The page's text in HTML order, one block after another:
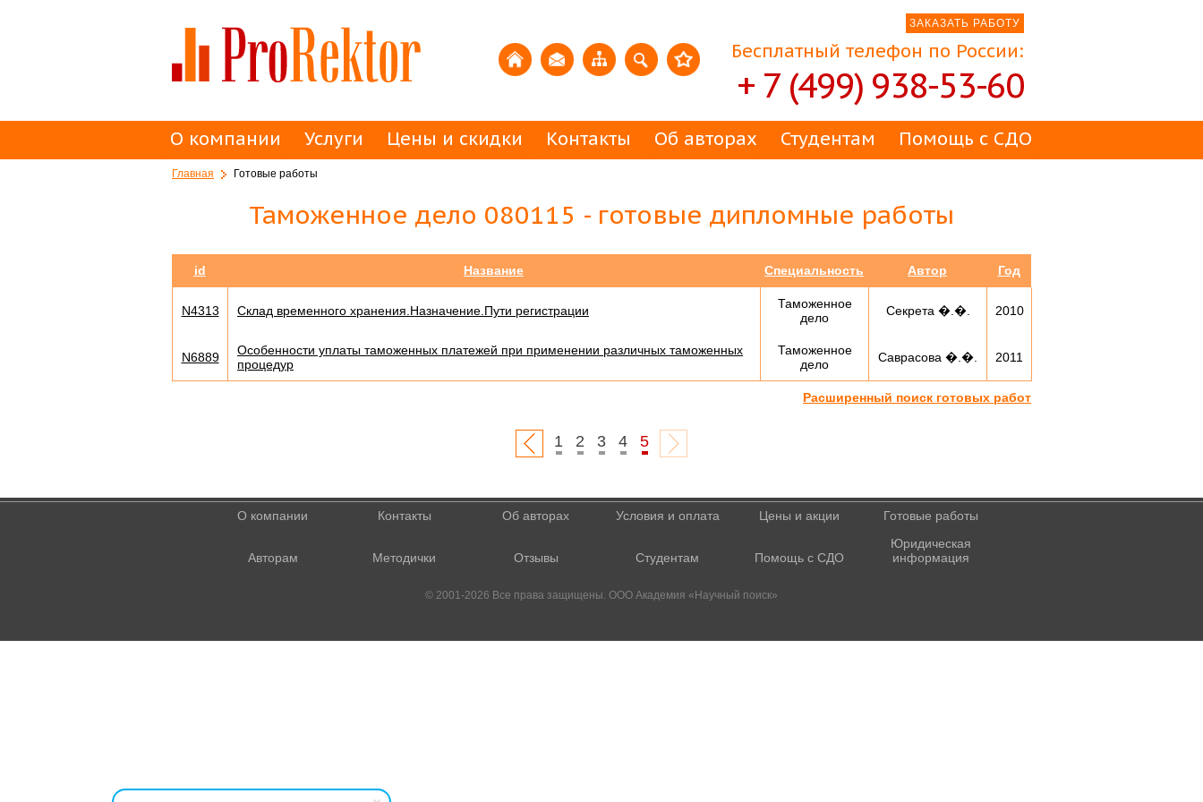
ЗАКАЗАТЬ РАБОТУ
Бесплатный телефон по России:
+ 7 (499) 938-53-60
О компании Услуги Цены и скидки Контакты Об авторах Студентам Помощь с СДО
Главная Готовые работы
Таможенное дело 080115 - готовые дипломные работы
id Название Специальность Автор Год
N4313 Склад временного хранения.Назначение.Пути регистрации
Таможенное
дело
Секрета �.�. 2010
N6889
Особенности уплаты таможенных платежей при применении различных таможенных
процедур
Таможенное
дело
Саврасова �.�. 2011
Расширенный поиск готовых работ
1 2 3 4 5
О компании Контакты Об авторах Условия и оплата Цены и акции Готовые работы
Авторам Методички Отзывы Студентам Помощь с СДО
Юридическая
информация
© 2001-2026 Все права защищены. ООО Академия «Научный поиск»